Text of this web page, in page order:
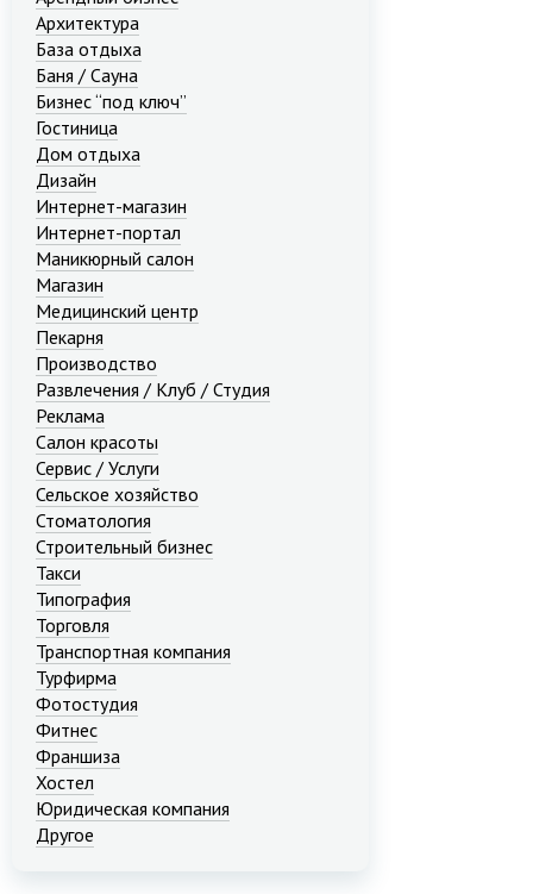
Архитектура
База отдыха
Баня / Сауна
Бизнес “под ключ”
Гостиница
Дом отдыха
Дизайн
Интернет-магазин
Интернет-портал
Маникюрный салон
Магазин
Медицинский центр
Пекарня
Производство
Развлечения / Клуб / Студия
Реклама
Салон красоты
Сервис / Услуги
Сельское хозяйство
Стоматология
Строительный бизнес
Такси
Типография
Торговля
Транспортная компания
Турфирма
Фотостудия
Фитнес
Франшиза
Хостел
Юридическая компания
Другое